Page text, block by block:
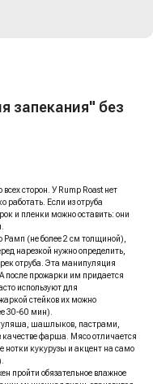
запекания" без
сторон. У Rump Roast нет
работать. Если из отруба
и пленки можно оставить: они
Рамп (не более 2 см толщиной),
нарезкой нужно определить,
отруба. Эта манипуляция
после прожарки им придается
используют для
стейков их можно
30-60 мин).
шашлыков, пастрами,
качестве фарша. Мясо отличается
кукурузы и акцент на само
пройти обязательное влажное